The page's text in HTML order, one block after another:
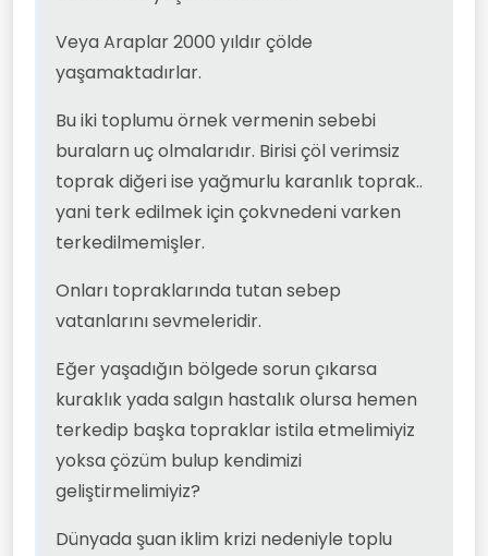
Veya Araplar 2000 yıldır çölde
yaşamaktadırlar.
Bu iki toplumu örnek vermenin sebebi
buralarn uç olmalarıdır. Birisi çöl verimsiz
toprak diğeri ise yağmurlu karanlık toprak..
yani terk edilmek için çokvnedeni varken
terkedilmemişler.
Onları topraklarında tutan sebep
vatanlarını sevmeleridir.
Eğer yaşadığın bölgede sorun çıkarsa
kuraklık yada salgın hastalık olursa hemen
terkedip başka topraklar istila etmelimiyiz
yoksa çözüm bulup kendimizi
geliştirmelimiyiz?
Dünyada şuan iklim krizi nedeniyle toplu